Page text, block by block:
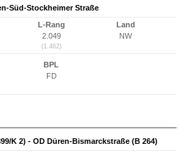
Süd-Stockheimer Straße
L-Rang
2.049
(1.462)
Land
NW
BPL
FD
K 2) - OD Düren-Bismarckstraße (B 264)